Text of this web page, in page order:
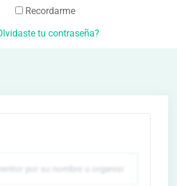
Recordarme
tu contraseña?